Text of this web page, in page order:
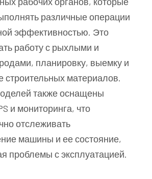
различные операции
эффективностью. Это
работу с рыхлыми и
планировку, выемку и
материалов.
также оснащены
и мониторинга, что
отслеживать
машины и ее состояние,
проблемы с эксплуатацией.